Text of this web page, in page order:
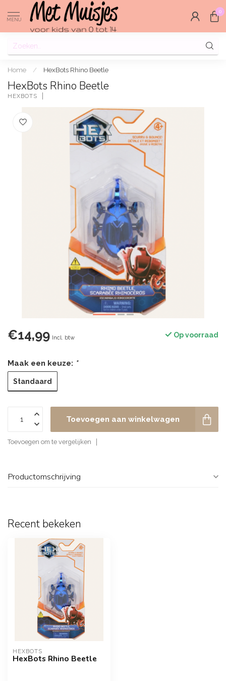
MENU
0
Home / HexBots Rhino Beetle
HexBots Rhino Beetle
HEXBOTS
€14,99 Incl. btw Op voorraad
Maak een keuze: *
Standaard
Toevoegen aan winkelwagen
Toevoegen om te vergelijken
Productomschrijving
Recent bekeken
HEXBOTS
HexBots Rhino Beetle